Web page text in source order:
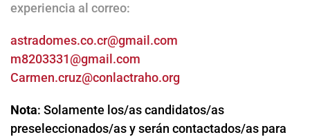
experiencia al correo:
astradomes.co.cr@gmail.com
m8203331@gmail.com
Carmen.cruz@conlactraho.org
Nota: Solamente los/as candidatos/as
preseleccionados/as y serán contactados/as para